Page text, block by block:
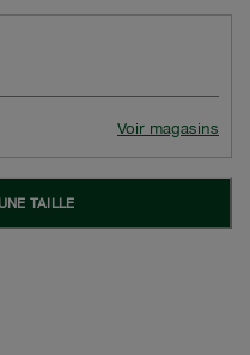
Voir magasins
TAILLE